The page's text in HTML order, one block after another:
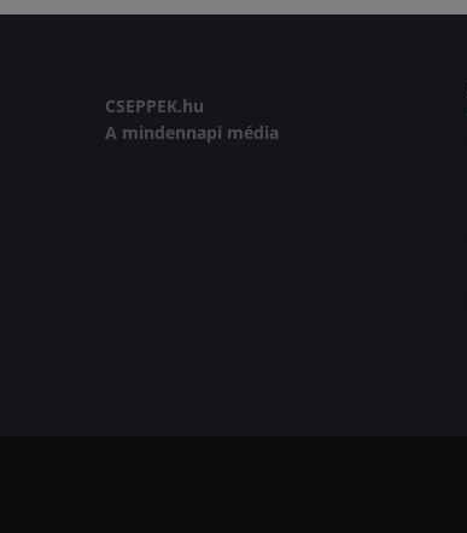
CSEPPEK.hu
A mindennapi média